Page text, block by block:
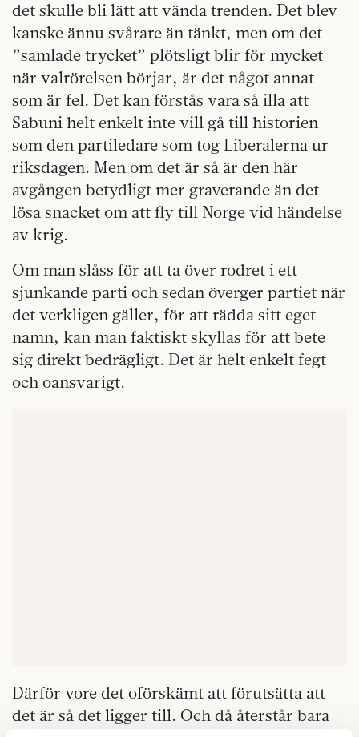
det skulle bli lätt att vända trenden. Det blev
kanske ännu svårare än tänkt, men om det
”samlade trycket” plötsligt blir för mycket
när valrörelsen börjar, är det något annat
som är fel. Det kan förstås vara så illa att
Sabuni helt enkelt inte vill gå till historien
som den partiledare som tog Liberalerna ur
riksdagen. Men om det är så är den här
avgången betydligt mer graverande än det
lösa snacket om att fly till Norge vid händelse
av krig.
Om man slåss för att ta över rodret i ett
sjunkande parti och sedan överger partiet när
det verkligen gäller, för att rädda sitt eget
namn, kan man faktiskt skyllas för att bete
sig direkt bedrägligt. Det är helt enkelt fegt
och oansvarigt.
Därför vore det oförskämt att förutsätta att
det är så det ligger till. Och då återstår bara